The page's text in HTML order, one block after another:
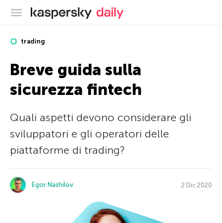
Blog ufficiale di Kaspersky
trading
Breve guida sulla
sicurezza fintech
Quali aspetti devono considerare gli
sviluppatori e gli operatori delle
piattaforme di trading?
Egor Nashilov 2 Dic 2020